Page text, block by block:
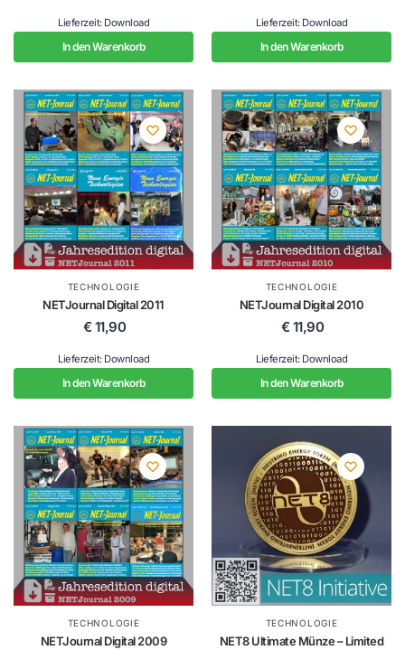
Lieferzeit: Download
In den Warenkorb
Lieferzeit: Download
In den Warenkorb
TECHNOLOGIE
NETJournal Digital 2011
€11,90
Lieferzeit: Download
In den Warenkorb
TECHNOLOGIE
NETJournal Digital 2010
€11,90
Lieferzeit: Download
In den Warenkorb
TECHNOLOGIE
NETJournal Digital 2009
TECHNOLOGIE
NET8 Ultimate Münze – Limited